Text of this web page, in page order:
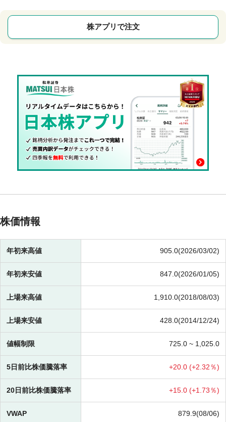
株アプリで注文
株価情報
年初来高値 905.0(2026/03/02)
年初来安値 847.0(2026/01/05)
上場来高値 1,910.0(2018/08/03)
上場来安値 428.0(2014/12/24)
値幅制限 725.0 ~ 1,025.0
5日前比株価騰落率 +20.0 (+2.32％)
20日前比株価騰落率 +15.0 (+1.73％)
VWAP 879.9(08/06)